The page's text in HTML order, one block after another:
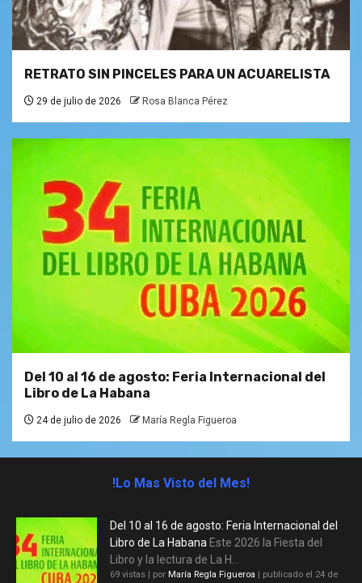
RETRATO SIN PINCELES PARA UN ACUARELISTA
29 de julio de 2026 Rosa Blanca Pérez
Del 10 al 16 de agosto: Feria Internacional del
Libro de La Habana
24 de julio de 2026 María Regla Figueroa
!Lo Mas Visto del Mes!
Del 10 al 16 de agosto: Feria Internacional del
Libro de La Habana Este 2026 la Fiesta del
Libro y la lectura de La H...
69 vistas por María Regla Figueroa
publicado el 24 de